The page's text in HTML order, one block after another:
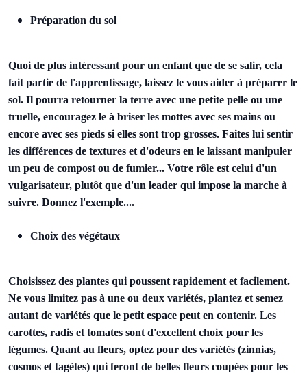
Préparation du sol
Quoi de plus intéressant pour un enfant que de se salir, cela
fait partie de l'apprentissage, laissez le vous aider à préparer le
sol. Il pourra retourner la terre avec une petite pelle ou une
truelle, encouragez le à briser les mottes avec ses mains ou
encore avec ses pieds si elles sont trop grosses. Faites lui sentir
les différences de textures et d'odeurs en le laissant manipuler
un peu de compost ou de fumier... Votre rôle est celui d'un
vulgarisateur, plutôt que d'un leader qui impose la marche à
suivre. Donnez l'exemple....
Choix des végétaux
Choisissez des plantes qui poussent rapidement et facilement.
Ne vous limitez pas à une ou deux variétés, plantez et semez
autant de variétés que le petit espace peut en contenir. Les
carottes, radis et tomates sont d'excellent choix pour les
légumes. Quant au fleurs, optez pour des variétés (zinnias,
cosmos et tagètes) qui feront de belles fleurs coupées pour les